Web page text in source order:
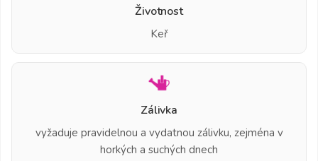
Životnost
Keř
Zálivka
vyžaduje pravidelnou a vydatnou zálivku, zejména v
horkých a suchých dnech